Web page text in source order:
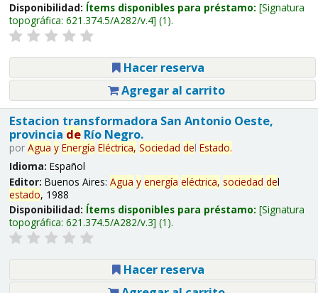
Disponibilidad: Ítems disponibles para préstamo: Signatura
topográfica: 621.374.5/A282/v.4 (1).
Hacer reserva
Agregar al carrito
Estacion transformadora San Antonio Oeste,
provincia deRío Negro.
por Agua y Energía Eléctrica, Sociedad del Estado.
Idioma: Español
Editor: Buenos Aires: Agua y energía eléctrica, sociedad del
estado, 1988
Disponibilidad: Ítems disponibles para préstamo: Signatura
topográfica: 621.374.5/A282/v.3 (1).
Hacer reserva